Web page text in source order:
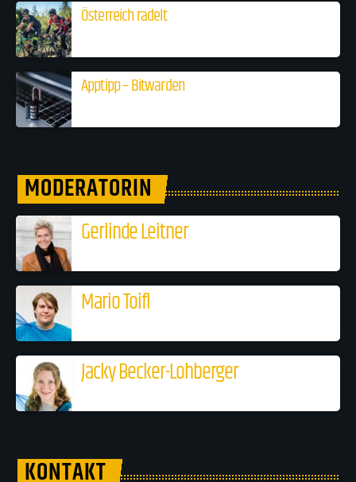
Österreich radelt
Apptipp – Bitwarden
MODERATORIN
Gerlinde Leitner
Mario Toifl
Jacky Becker-Lohberger
KONTAKT